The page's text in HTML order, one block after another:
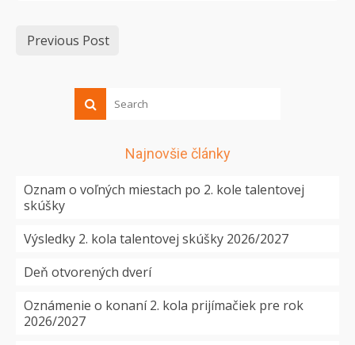
Previous Post
Najnovšie články
Oznam o voľných miestach po 2. kole talentovej
skúšky
Výsledky 2. kola talentovej skúšky 2026/2027
Deň otvorených dverí
Oznámenie o konaní 2. kola prijímačiek pre rok
2026/2027